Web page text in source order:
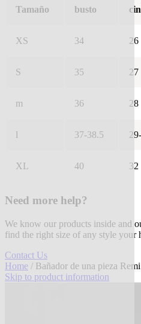
Tamaño busto
XS 34 26
S 35 27
m 36 28
l 37-38.5
XL 40 32
Need more help?
We know our products inside and
find the right size of any style your
Contact Us
Home / Bañador de una pieza Remi
Skip to product information